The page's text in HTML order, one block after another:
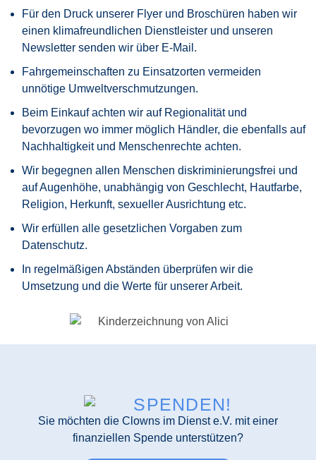
Für den Druck unserer Flyer und Broschüren haben wir
einen klimafreundlichen Dienstleister und unseren
Newsletter senden wir über E-Mail.
Fahrgemeinschaften zu Einsatzorten vermeiden
unnötige Umweltverschmutzungen.
Beim Einkauf achten wir auf Regionalität und
bevorzugen wo immer möglich Händler, die ebenfalls auf
Nachhaltigkeit und Menschenrechte achten.
Wir begegnen allen Menschen diskriminierungsfrei und
auf Augenhöhe, unabhängig von Geschlecht, Hautfarbe,
Religion, Herkunft, sexueller Ausrichtung etc.
Wir erfüllen alle gesetzlichen Vorgaben zum
Datenschutz.
In regelmäßigen Abständen überprüfen wir die
Umsetzung und die Werte für unserer Arbeit.
SPENDEN!
Sie möchten die Clowns im Dienst e.V. mit einer
finanziellen Spende unterstützen?